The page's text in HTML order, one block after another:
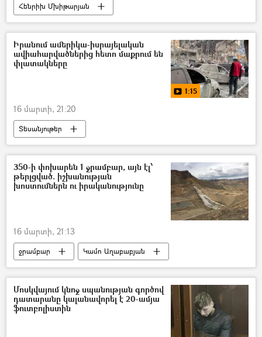
Հենրիխ Մխիթարյան
«Ինտեր» ֆուտբոլային ակումբ
ֆուտբոլ
վնասվածք
Իրանում ամերիկա-իսրայելական
ավիահարվածներից հետո մաքրում են
փլատակները
1:15
16 մարտի, 21:20
Տեսանյութեր
Իրանի Իսլամական Հանրապետություն
Իսրայել
ԱՄՆ Փլատակներ
350-ի փոխարեն 1 ջրամբար, այն էլ՝
թերլցված. իշխանության
խոստումներն ու իրականությունը
16 մարտի, 21:13
ջրամբար
Կամո Աղաբաբյան
Հայաստան
Մոսկվայում կնոջ սպանության գործով
դատարանը կալանավորել է 20-ամյա
ֆուտբոլիստին